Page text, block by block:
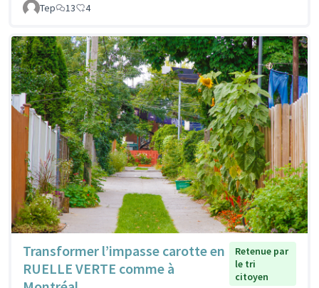
Tep 13 4
Transformer l’impasse carotte en
RUELLE VERTE comme à
Retenue par
le tri
citoyen